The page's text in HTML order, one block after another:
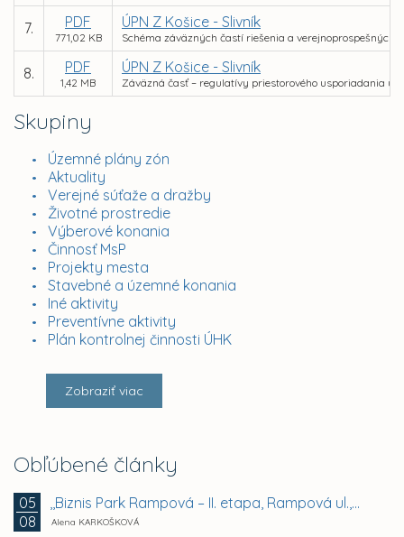
Skupiny
Územné plány zón
Aktuality
Verejné súťaže a dražby
Životné prostredie
Výberové konania
Činnosť MsP
Projekty mesta
Stavebné a územné konania
Iné aktivity
Preventívne aktivity
Plán kontrolnej činnosti ÚHK
Zobraziť viac
Obľúbené články
05
08
,,Biznis Park Rampová – II. etapa, Rampová ul.,...
Alena KARKOŠKOVÁ
7. PDF
771,02 KB
ÚPN Z Košice - Slivník
Schéma záväzných častí riešenia a verejnoprospešných
8. PDF
1,42 MB
ÚPN Z Košice - Slivník
Záväzná časť – regulatívy priestorového usporiadania